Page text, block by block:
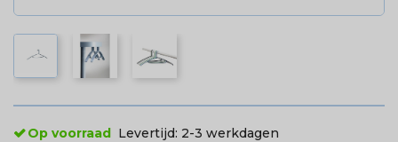
Op voorraad Levertijd: 2-3 werkdagen